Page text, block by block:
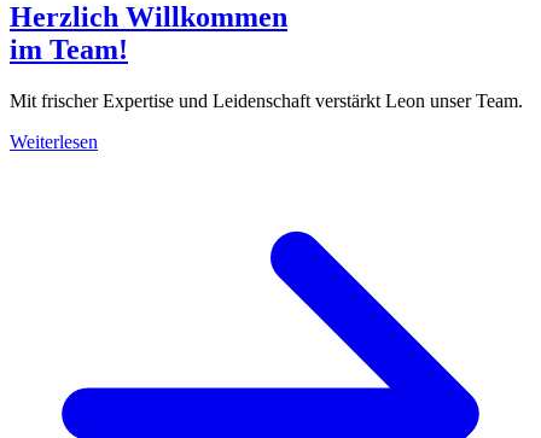
Herzlich Willkommen
im Team!
Mit frischer Expertise und Leidenschaft verstärkt Leon unser Team.
Weiterlesen